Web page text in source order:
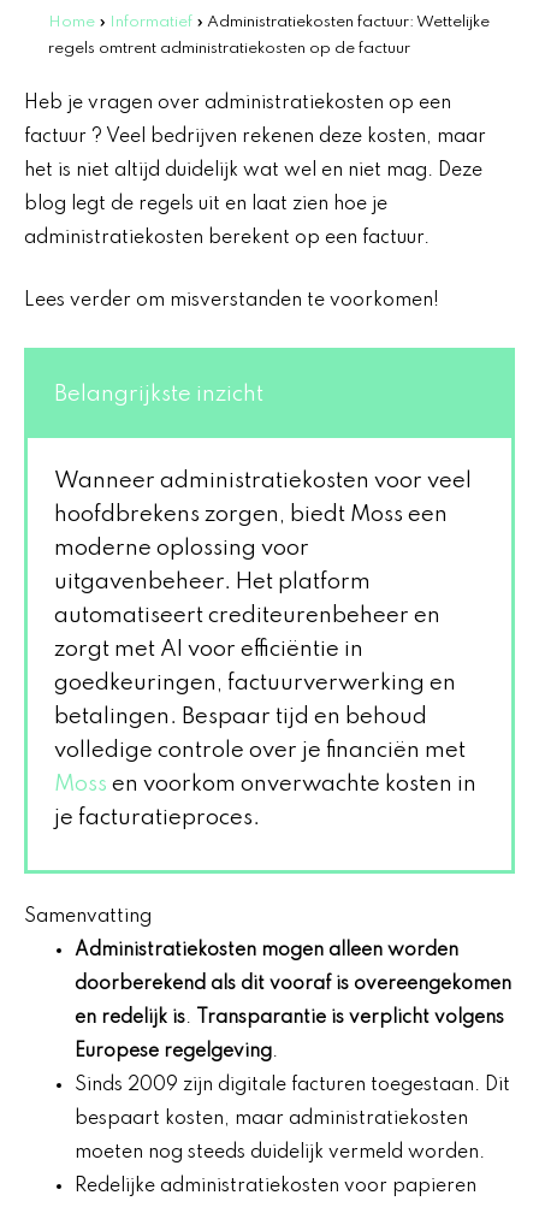
Home » Informatief » Administratiekosten factuur: Wettelijke
regels omtrent administratiekosten op de factuur
Heb je vragen over administratiekosten op een
factuur ? Veel bedrijven rekenen deze kosten, maar
het is niet altijd duidelijk wat wel en niet mag. Deze
blog legt de regels uit en laat zien hoe je
administratiekosten berekent op een factuur.
Lees verder om misverstanden te voorkomen!
Belangrijkste inzicht
Wanneer administratiekosten voor veel
hoofdbrekens zorgen, biedt Moss een
moderne oplossing voor
uitgavenbeheer. Het platform
automatiseert crediteurenbeheer en
zorgt met AI voor efficiëntie in
goedkeuringen, factuurverwerking en
betalingen. Bespaar tijd en behoud
volledige controle over je financiën met
Moss en voorkom onverwachte kosten in
je facturatieproces.
Samenvatting
Administratiekosten mogen alleen worden
doorberekend als dit vooraf is overeengekomen
en redelijk is.
Transparantie is verplicht volgens
Europese regelgeving.
Sinds 2009 zijn digitale facturen toegestaan. Dit
bespaart kosten, maar administratiekosten
moeten nog steeds duidelijk vermeld worden.
Redelijke administratiekosten voor papieren